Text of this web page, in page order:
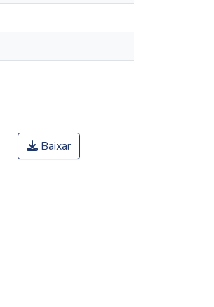
Baixar